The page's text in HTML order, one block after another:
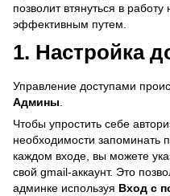
позволит втянуться в
эффективным путем.
1. Настройка
Управление доступами
Админы.
Чтобы упростить себе
необходимости запоминать
каждом входе, вы можете
свой gmail-аккаунт. Это
админке используя Вход с